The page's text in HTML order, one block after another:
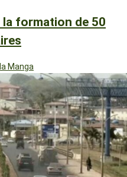
la formation de 50
Manga